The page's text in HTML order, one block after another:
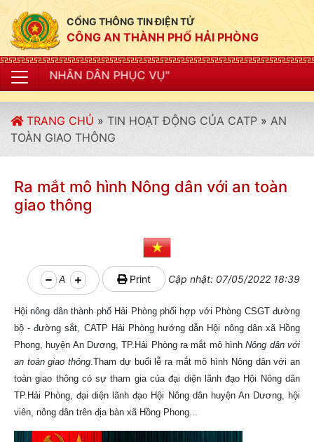
CỔNG THÔNG TIN ĐIỆN TỬ
CÔNG AN THÀNH PHỐ HẢI PHÒNG
PHỤC VỤ"
TRANG CHỦ » TIN HOẠT ĐỘNG CỦA CATP » AN
TOÀN GIAO THÔNG
Ra mắt mô hình Nông dân với an toàn
giao thông
A Print Cập nhật: 07/05/2022 18:39
Hội nông dân thành phố Hải Phòng phối hợp với Phòng CSGT đường
bộ - đường sắt, CATP Hải Phòng hướng dẫn Hội nông dân xã Hồng
Phong, huyện An Dương, TP.Hải Phòng ra mắt mô hìnhNông dân với
an toàn giao thông.Tham dự buổi lễ ra mắt mô hình Nông dân với an
toàn giao thông có sự tham gia của đại diện lãnh đạo Hội Nông dân
TP.Hải Phòng, đại diện lãnh đạo Hội Nông dân huyện An Dương, hội
viên, nông dân trên địa bàn xã Hồng Phong...